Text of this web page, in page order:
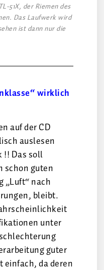
51X, der Riemen des
Das Laufwerk wird
ist dann nur die
wirklich
auf der CD
auslesen
!! Das soll
schon guten
„Luft“ nach
bleibt.
unter
guter
einfach, da deren